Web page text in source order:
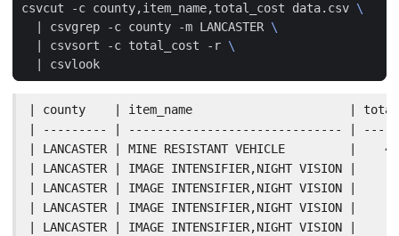
csvcut -c county,item_name,total_cost data.csv
csvgrep -c county -m LANCASTER
csvsort -c total_cost -r
| county    | item_name                      |
| --------- | ------------------------------ |
| LANCASTER | MINE RESISTANT VEHICLE         |
| LANCASTER | IMAGE INTENSIFIER,NIGHT VISION |
| LANCASTER | IMAGE INTENSIFIER,NIGHT VISION |
| LANCASTER | IMAGE INTENSIFIER,NIGHT VISION |
| LANCASTER | IMAGE INTENSIFIER,NIGHT VISION |